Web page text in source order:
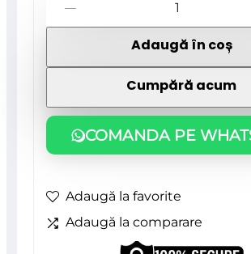
COMANDA PE
Grebla
gradina,
metalica,
fara
22
dinti,
Adaugă în coș
Cumpără acum
Adaugă la favorite
Adaugă la comparare